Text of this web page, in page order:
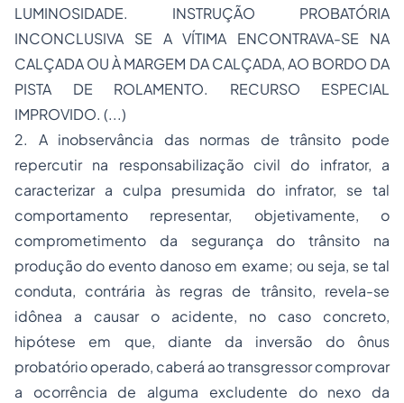
LUMINOSIDADE. INSTRUÇÃO PROBATÓRIA
INCONCLUSIVA SE A VÍTIMA ENCONTRAVA-SE NA
CALÇADA OU À MARGEM DA CALÇADA, AO BORDO DA
PISTA DE ROLAMENTO. RECURSO ESPECIAL
IMPROVIDO. (...)
2. A inobservância das normas de trânsito pode
repercutir na responsabilização civil do infrator, a
caracterizar a culpa presumida do infrator, se tal
comportamento representar, objetivamente, o
comprometimento da segurança do trânsito na
produção do evento danoso em exame; ou seja, se tal
conduta, contrária às regras de trânsito, revela-se
idônea a causar o acidente, no caso concreto,
hipótese em que, diante da inversão do ônus
probatório operado, caberá ao transgressor comprovar
a ocorrência de alguma excludente do nexo da